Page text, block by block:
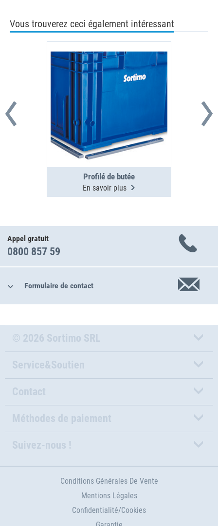
Vous trouverez ceci également intéressant
Profilé de butée
En savoir plus
Appel gratuit
0800 857 59
Formulaire de contact
© 2026 Sortimo SRL
Service&Soutien
Contact
Méthodes de paiement
Suivez-nous !
Conditions Générales De Vente
Mentions Légales
Confidentialité/Cookies